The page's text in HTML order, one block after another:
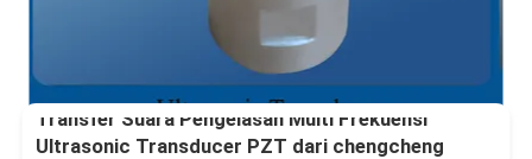
Transfer Suara Pengelasan Multi Frekuensi
Ultrasonic Transducer PZT dari chengcheng